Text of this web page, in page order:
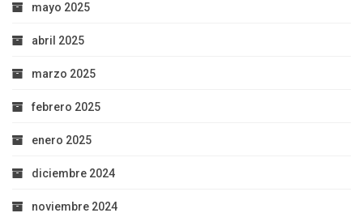
mayo 2025
abril 2025
marzo 2025
febrero 2025
enero 2025
diciembre 2024
noviembre 2024